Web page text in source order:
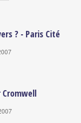
? - Paris Cité
Cromwell